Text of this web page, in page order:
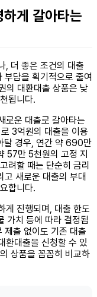
게 갈아타는
, 더 좋은 조건의 대출
부담을 획기적으로 줄여
의 대환대출 상품은 낮
됩니다.
로운 대출로 갈아타는
3억원의 대출을 이용
탈 경우, 연간 약 690만
57만 5천원의 고정 지
려할 때는 단순히 금리
새로운 대출의 부대
합니다.
게 진행되며, 대출 한도
가치 등에 따라 결정됩
제출 없이도 기존 대출
환대출을 신청할 수 있
상품을 꼼꼼히 비교하